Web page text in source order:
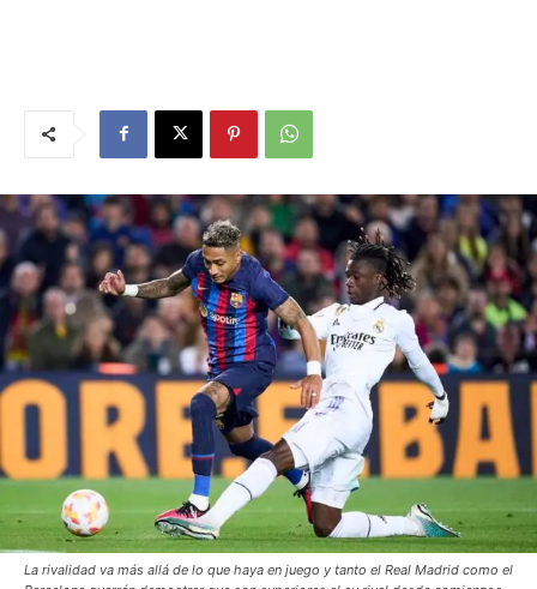
La rivalidad va más allá de lo que haya en juego y tanto el Real Madrid como el